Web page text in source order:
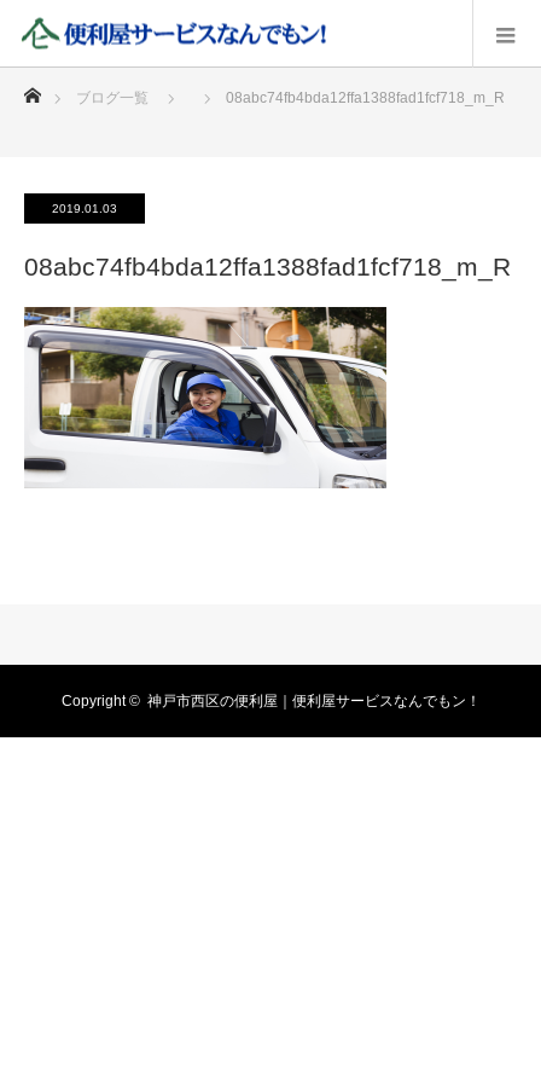
ブログ一覧 08abc74fb4bda12ffa1388fad1fcf718_m_R
2019.01.03
08abc74fb4bda12ffa1388fad1fcf718_m_R
Copyright © 神戸市西区の便利屋｜便利屋サービスなんでもン！